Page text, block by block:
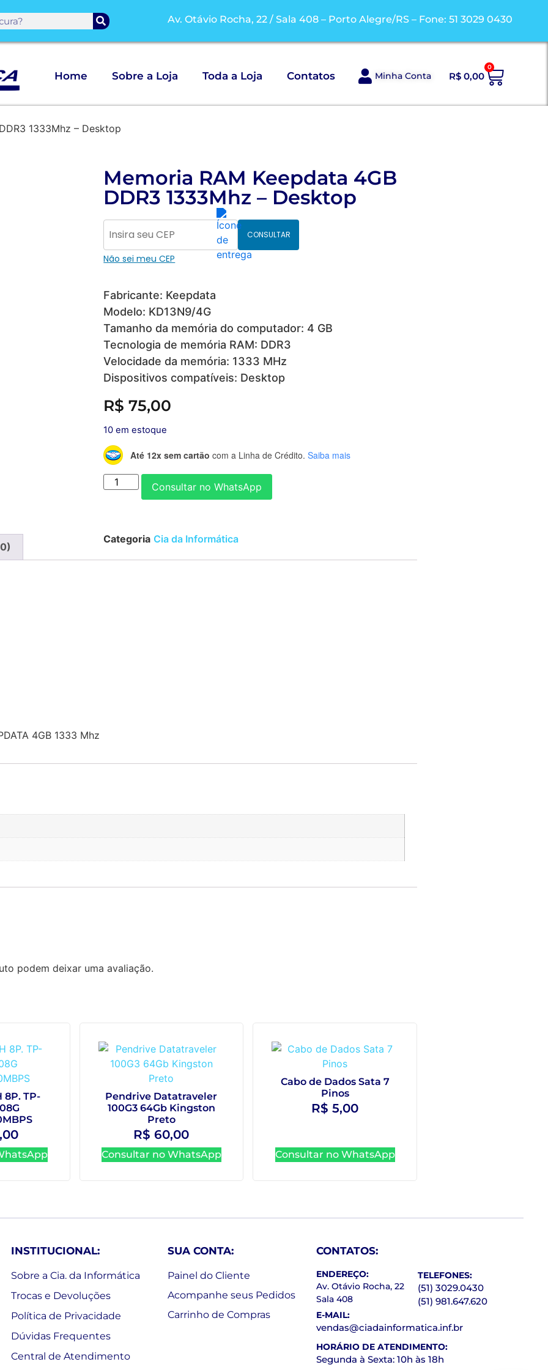
Av. Otávio Rocha, 22 / Sala 408 – Porto Alegre/RS – Fone: 51 3029 0430
Home Sobre a Loja Toda a Loja Contatos Minha Conta R$ 0,00
0
1333Mhz – Desktop
Memoria RAM Keepdata 4GB
DDR3 1333Mhz – Desktop
CONSULTAR
Não sei meu CEP
Fabricante: Keepdata
Modelo: KD13N9/4G
Tamanho da memória do computador: 4 GB
Tecnologia de memória RAM: DDR3
Velocidade da memória: 1333 MHz
Dispositivos compatíveis: Desktop
R$ 75,00
10 em estoque
Até 12x sem cartão com a Linha de Crédito. Saiba mais
Consultar no WhatsApp
Categoria Cia da Informática
4GB 1333 Mhz
podem deixar uma avaliação.
8P. TP-
Pendrive Datatraveler
100G3 64Gb Kingston
Preto
R$ 60,00
Consultar no WhatsApp
Cabo de Dados Sata 7
Pinos
R$ 5,00
Consultar no WhatsApp
INSTITUCIONAL:
Sobre a Cia. da Informática
Trocas e Devoluções
Política de Privacidade
Dúvidas Frequentes
Central de Atendimento
SUA CONTA:
Painel do Cliente
Acompanhe seus Pedidos
Carrinho de Compras
CONTATOS:
ENDEREÇO:
Av. Otávio Rocha, 22
Sala 408
TELEFONES:
(51) 3029.0430
(51) 981.647.620
E-MAIL:
vendas@ciadainformatica.inf.br
HORÁRIO DE ATENDIMENTO:
Segunda à Sexta: 10h às 18h